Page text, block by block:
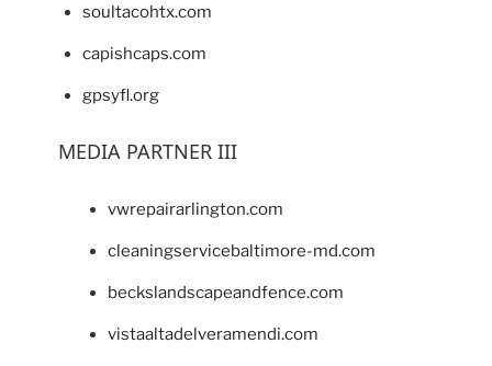
soultacohtx.com
capishcaps.com
gpsyfl.org
MEDIA PARTNER III
vwrepairarlington.com
cleaningservicebaltimore-md.com
beckslandscapeandfence.com
vistaaltadelveramendi.com